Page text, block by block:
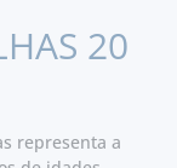
20
representa a